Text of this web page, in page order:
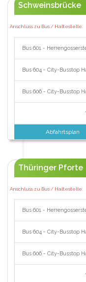
Schweinsbrücke
Anschluss zu Bus / Haltestelle:
Bus 601 -
Bus 604 - City-Busstop
Bus 606 - City-Busstop
Abfahrtsplan
Thüringer Pforte
Anschluss zu Bus / Haltestelle:
Bus 601 -
Bus 604 - City-Busstop
Bus 606 - City-Busstop